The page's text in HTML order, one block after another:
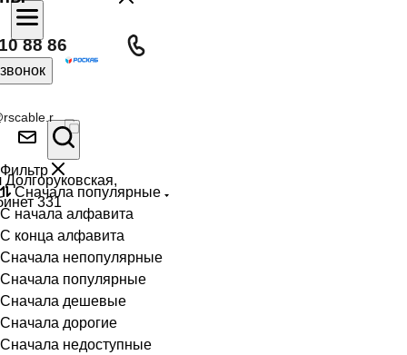
88 86
331
Фильтр
Сначала популярные
С начала алфавита
С конца алфавита
Сначала непопулярные
Сначала популярные
Сначала дешевые
Сначала дорогие
Сначала недоступные